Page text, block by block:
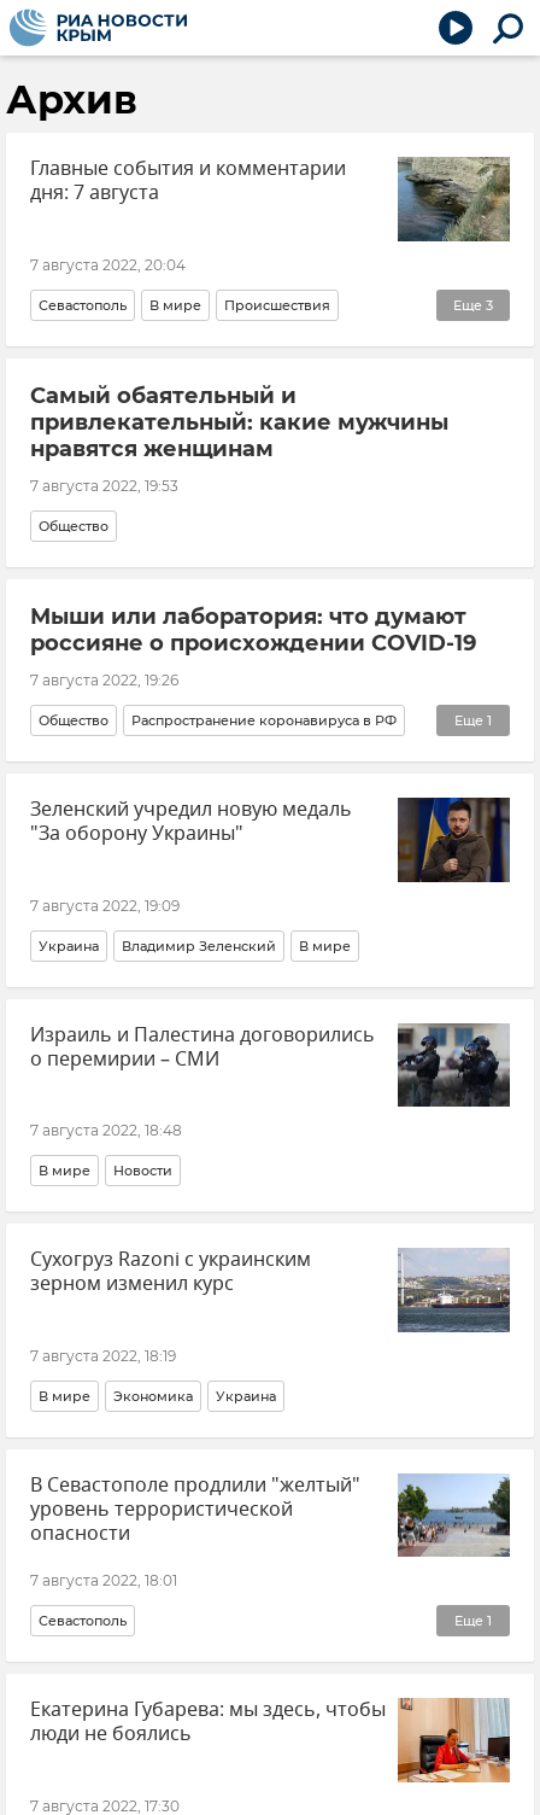
Архив
Главные события и комментарии
дня: 7 августа
7 августа 2022, 20:04
Еще 3
Севастополь В мире Происшествия
Запорожская область Херсонская область
ВСУ (Вооруженные силы Украины)
Самый обаятельный и
привлекательный: какие мужчины
нравятся женщинам
7 августа 2022, 19:53
Общество
Мыши или лаборатория: что думают
россияне о происхождении COVID-19
7 августа 2022, 19:26
Еще 1
Общество Распространение коронавируса в РФ
Мнения
Зеленский учредил новую медаль
"За оборону Украины"
7 августа 2022, 19:09
Украина Владимир Зеленский В мире
Израиль и Палестина договорились
о перемирии – СМИ
7 августа 2022, 18:48
В мире Новости
Сухогруз Razoni с украинским
зерном изменил курс
7 августа 2022, 18:19
В мире Экономика Украина
В Севастополе продлили "желтый"
уровень террористической
опасности
7 августа 2022, 18:01
Еще 1
Севастополь
Безопасность Республики Крым и Севастополя
Екатерина Губарева: мы здесь, чтобы
люди не боялись
7 августа 2022, 17:30